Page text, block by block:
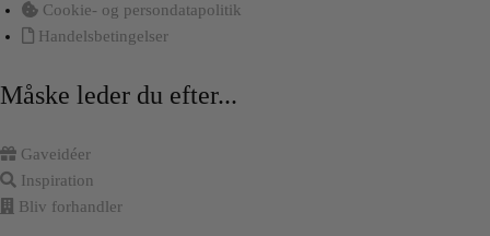
Cookie- og persondatapolitik
Handelsbetingelser
Måske leder du efter...
Gaveidéer
Inspiration
Bliv forhandler